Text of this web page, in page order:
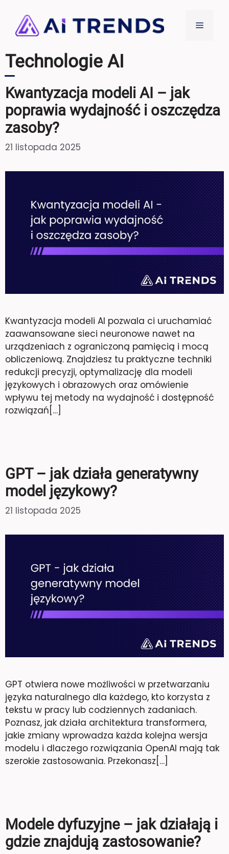
treści
Menu
Technologie AI
Kwantyzacja modeli AI – jak
poprawia wydajność i oszczędza
zasoby?
21 listopada 2025
Kwantyzacja modeli AI pozwala ci uruchamiać
zaawansowane sieci neuronowe nawet na
urządzeniach z ograniczoną pamięcią i mocą
obliczeniową. Znajdziesz tu praktyczne techniki
redukcji precyzji, optymalizację dla modeli
językowych i obrazowych oraz omówienie
wpływu tej metody na wydajność i dostępność
rozwiązań[…]
GPT – jak działa generatywny
model językowy?
21 listopada 2025
GPT otwiera nowe możliwości w przetwarzaniu
języka naturalnego dla każdego, kto korzysta z
tekstu w pracy lub codziennych zadaniach.
Poznasz, jak działa architektura transformera,
jakie zmiany wprowadza każda kolejna wersja
modelu i dlaczego rozwiązania OpenAI mają tak
szerokie zastosowania. Przekonasz[…]
Modele dyfuzyjne – jak działają i
gdzie znajdują zastosowanie?